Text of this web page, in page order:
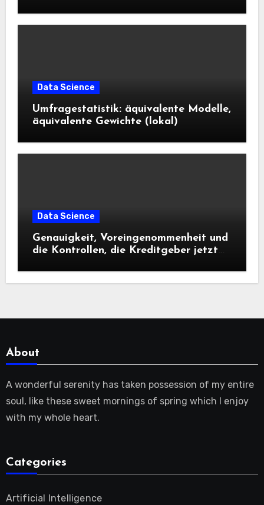
Data Science
Umfragestatistik: äquivalente Modelle,
äquivalente Gewichte (lokal)
Data Science
Genauigkeit, Voreingenommenheit und
die Kontrollen, die Kreditgeber jetzt
About
A wonderful serenity has taken possession of my entire
soul, like these sweet mornings of spring which I enjoy
with my whole heart.
Categories
Artificial Intelligence